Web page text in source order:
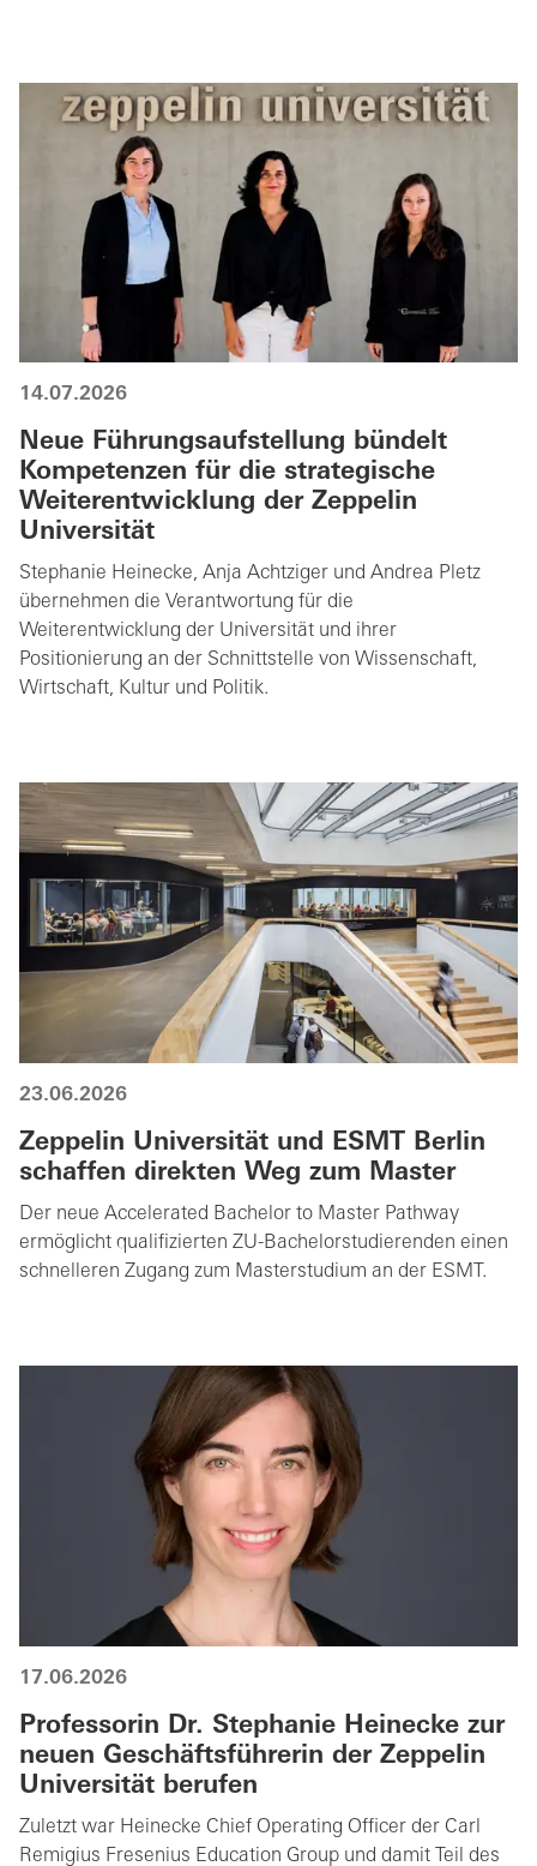
14.07.2026
Neue Führungsaufstellung bündelt
Kompetenzen für die strategische
Weiterentwicklung der Zeppelin
Universität
Stephanie Heinecke, Anja Achtziger und Andrea Pletz
übernehmen die Verantwortung für die
Weiterentwicklung der Universität und ihrer
Positionierung an der Schnittstelle von Wissenschaft,
Wirtschaft, Kultur und Politik.
23.06.2026
Zeppelin Universität und ESMT Berlin
schaffen direkten Weg zum Master
Der neue Accelerated Bachelor to Master Pathway
ermöglicht qualifizierten ZU-Bachelorstudierenden einen
schnelleren Zugang zum Masterstudium an der ESMT.
17.06.2026
Professorin Dr. Stephanie Heinecke zur
neuen Geschäftsführerin der Zeppelin
Universität berufen
Zuletzt war Heinecke Chief Operating Officer der Carl
Remigius Fresenius Education Group und damit Teil des